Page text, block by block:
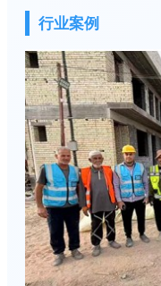
行业案例